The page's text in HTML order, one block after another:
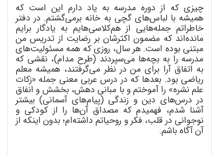
چیزی که از دوره مدرسه به یاد دارم این است که
همیشه با لباسهای گچی به خانه برمیگشتم. در دفتر
خاطراتم جملههایی از همکلاسیهایم به یادگار برایم
ماندهاند که مضمون اکثرشان بر رضایت از تدریس من
مبتنی بوده است. هر سال، روزی که همه مسئولیتهای
مدرسه را به بچهها میسپردند (طرح مدام)، نقشی که
به اتفاق آرا برای من در نظر میگرفتند، همیشه معلم
ریاضی بود. بعدها که در درس عربی معنی جمله «زکات
علم نشره» را آموختم و با مبانی دهش، بخشش و انفاق
در درسهای دین و زندگی (پیامهای آسمانی) بیشتر
آشنا شدم، فهمیدم که مصداق آنها را از کودکی و
نوجوانی در قلب، فکر و روحیاتم داشتهام؛ بدون اینکه از
آن آگاه باشم.